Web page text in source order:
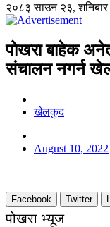
२०८३ साउन २३, शनिबार
पोखरा बाहेक
संचालन नगर्न
खेलकुद
August 10, 2022
Facebook Twitter
पोखरा भ्यूज